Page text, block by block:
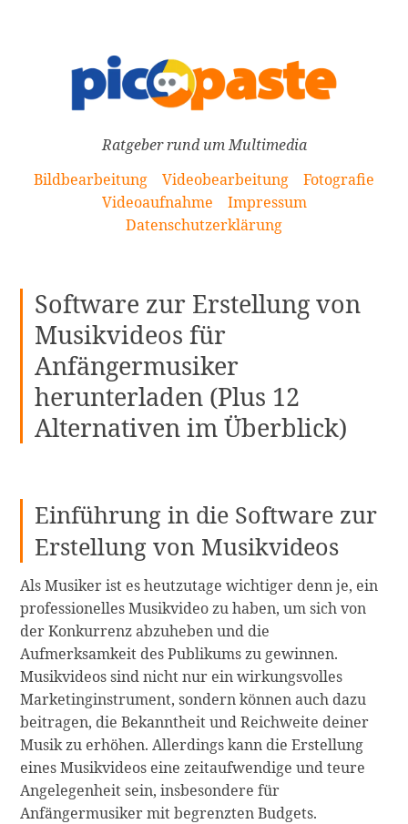
Ratgeber rund um Multimedia
Bildbearbeitung
Videobearbeitung
Fotografie
Videoaufnahme
Impressum
Datenschutzerklärung
Software zur Erstellung von
Musikvideos für
Anfängermusiker
herunterladen (Plus 12
Alternativen im Überblick)
Einführung in die Software zur
Erstellung von Musikvideos
Als Musiker ist es heutzutage wichtiger denn je, ein
professionelles Musikvideo zu haben, um sich von
der Konkurrenz abzuheben und die
Aufmerksamkeit des Publikums zu gewinnen.
Musikvideos sind nicht nur ein wirkungsvolles
Marketinginstrument, sondern können auch dazu
beitragen, die Bekanntheit und Reichweite deiner
Musik zu erhöhen. Allerdings kann die Erstellung
eines Musikvideos eine zeitaufwendige und teure
Angelegenheit sein, insbesondere für
Anfängermusiker mit begrenzten Budgets.